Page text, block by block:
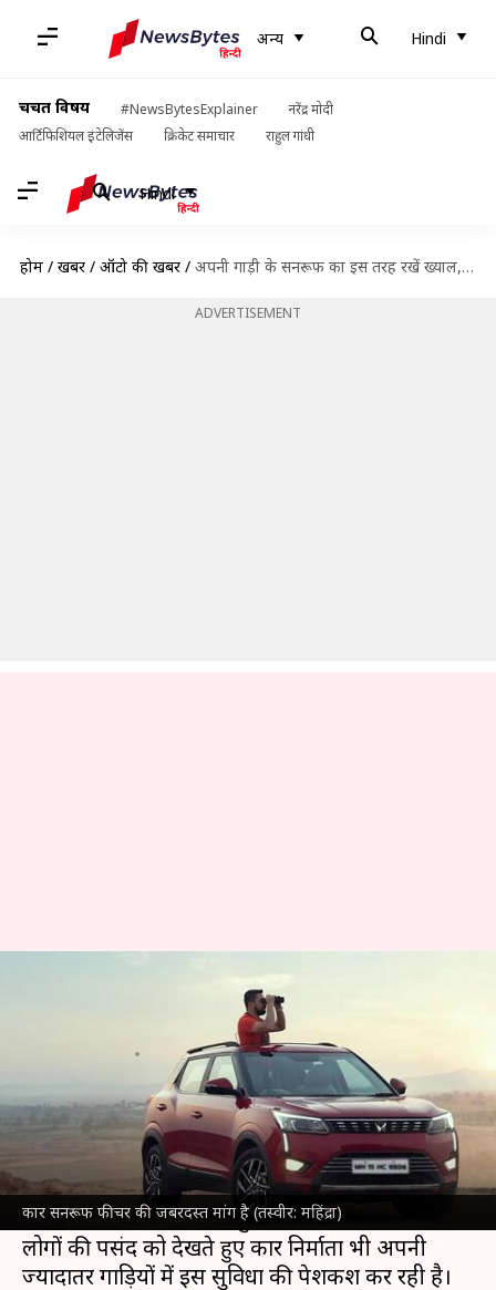
अन्य Hindi
चर्चित विषय #NewsBytesExplainer
नरेंद्र मोदी
आर्टिफिशियल इंटेलिजेंस
क्रिकेट समाचार राहुल गांधी
Hindi
होम / खबरें / ऑटो की खबरें / अपनी गाड़ी के सनरूफ का इस तरह रखें ख्याल, कभी नहीं आएगी परेशान
ADVERTISEMENT
कार सनरूफ फीचर की जबरदस्त मांग है (तस्वीर: महिंद्रा)
अपनी गाड़ी के सनरूफ का इस तरह
रखें ख्याल, कभी नहीं आएगी परेशान
Apr 28, 2024 06:39 pm
क्या है खबर?
के साथ आने वाली गाड़ियों की वर्तमान में
जबरदस्त मांग है, जिसमें लोग सफर के दौरान कार से
बाहर निकलकर मौसम का लुत्फ उठाते हैं।
लोगों की पसंद को देखते हुए कार निर्माता भी अपनी
ज्यादातर गाड़ियों में इस सुविधा की पेशकश कर रही है।